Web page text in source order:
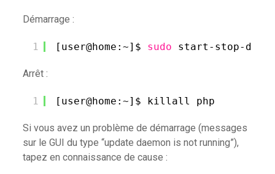
Démarrage :
1 [user@home:~]$ sudo start-stop-
Arrêt :
1 [user@home:~]$ killall php
Si vous avez un problème de démarrage (messages
sur le GUI du type “update daemon is not running”),
tapez en connaissance de cause :